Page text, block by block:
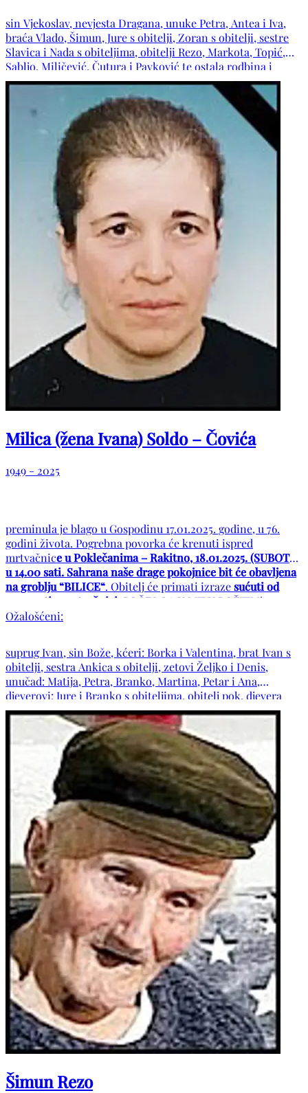
sin Vjekoslav, nevjesta Dragana, unuke Petra, Antea i Iva,
braća Vlado, Šimun, Jure s obitelji, Zoran s obitelji, sestre
Slavica i Nada s obiteljima, obitelji Rezo, Markota, Topić,
Sabljo, Miličević, Čutura i Pavković te ostala rodbina i
prijatelji.
Milica (žena Ivana) Soldo – Čovića
1949 - 2025
preminula je blago u Gospodinu 17.01.2025. godine, u 76.
godini života. Pogrebna povorka će krenuti ispred
mrtvačnice u Poklečanima – Rakitno, 18.01.2025. (SUBOTA)
u 14.00 sati. Sahrana naše drage pokojnice bit će obavljena
na groblju “BILICE“. Obitelj će primati izrazesućuti od
13.00 sati u mrtvačnici. POČIVALA U MIRU BOŽJEM!
Ožalošćeni:
suprug Ivan, sin Bože, kćeri: Borka i Valentina, brat Ivan s
obitelji, sestra Ankica s obitelji, zetovi Željko i Denis,
unučad: Matija, Petra, Branko, Martina, Petar i Ana,
djeverovi: Jure i Branko s obiteljima, obitelj pok. djevera
Stjepana, obitelj pok. zaova Anke i Dane, obitelji: Soldo,
Ćurdo, Ćutuk, Hrkać i Markota, te ostala mnogobrojna
rodbina, prijatelji i kumovi.
Šimun Rezo